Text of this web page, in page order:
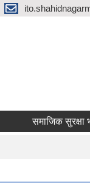
समाजिक सुरक्षा